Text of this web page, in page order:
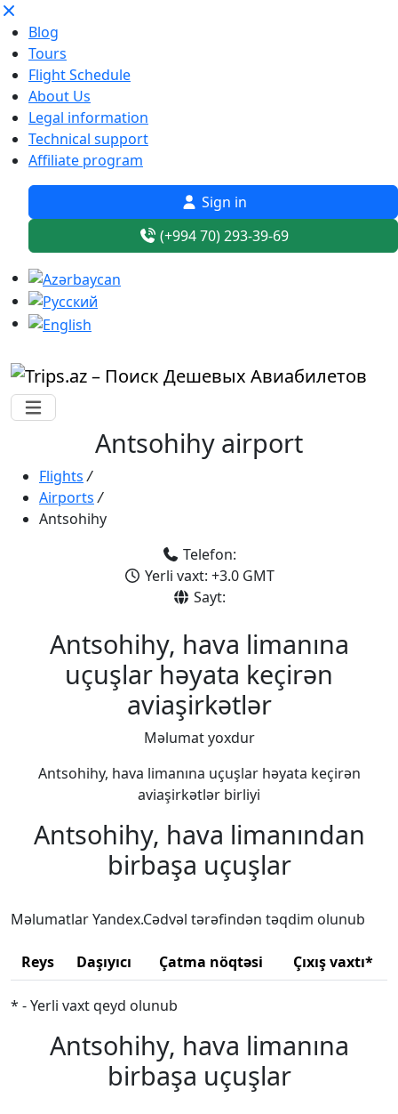
Blog
Tours
Flight Schedule
About Us
Legal information
Technical support
Affiliate program
Sign in
(+994 70) 293-39-69
Antsohihy airport
Flights /
Airports /
Antsohihy
Telefon:
Yerli vaxt: +3.0 GMT
Sayt:
Antsohihy, hava limanına
uçuşlar həyata keçirən
aviaşirkətlər
Məlumat yoxdur
Antsohihy, hava limanına uçuşlar həyata keçirən
aviaşirkətlər birliyi
Antsohihy, hava limanından
birbaşa uçuşlar
Məlumatlar Yandex.Cədvəl tərəfindən təqdim olunub
Reys Daşıyıcı Çatma nöqtəsi Çıxış vaxtı*
* - Yerli vaxt qeyd olunub
Antsohihy, hava limanına
birbaşa uçuşlar